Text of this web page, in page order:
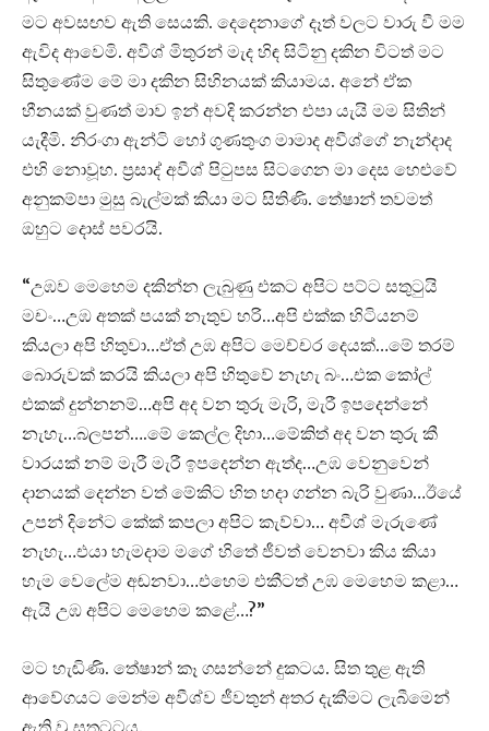
මට අවසඟව ඇති සෙයකි. දෙදෙනාගේ දෑත් වලට වාරු වී මම
ඇවිද ආවෙමි. අවීශ් මිතුරන් මැද හිඳ සිටිනු දකින විටත් මට
සිතුණේම මේ මා දකින සිහිනයක් කියාමය. අනේ ඒක
හීනයක් වුණත් මාව ඉන් අවදි කරන්න එපා යැයි මම සිතින්
යැදීමි. නිරංගා ඇන්ටි හෝ ගුණතුංග මාමාද අවීශ්ගේ නැන්දාද
එහි නොවූහ. ප්‍රසාද් අවීශ් පිටුපස සිටගෙන මා දෙස හෙළුවේ
අනුකම්පා මුසු බැල්මක් කියා මට සිතිණි. තේෂාන් තවමත්
ඔහුට දොස් පවරයි.
“උඹව මෙහෙම දකින්න ලැබුණු එකට අපිට පට්ට සතුටුයි
මචං…උඹ අතක් පයක් නැතුව හරි…අපි එක්ක හිටියනම්
කියලා අපි හිතුවා…ඒත් උඹ අපිට මෙච්චර දෙයක්…මේ තරම්
බොරුවක් කරයි කියලා අපි හිතුවේ නැහැ බං…එක කෝල්
එකක් දුන්නනම්…අපි අද වන තුරු මැරි, මැරී ඉපදෙන්නේ
නැහැ…බලපන්….මේ කෙල්ල දිහා…මේකිත් අද වන තුරු කී
වාරයක් නම් මැරී මැරී ඉපදෙන්න ඇත්ද…උඹ වෙනුවෙන්
දානයක් දෙන්න වත් මේකිට හිත හදා ගන්න බැරි වුණා…ඊයේ
උපන් දිනේට කේක් කපලා අපිට කැව්වා… අවීශ් මැරුණේ
නැහැ…එයා හැමදාම මගේ හිතේ ජීවත් වෙනවා කිය කියා
හැම වෙලේම අඬනවා…එහෙම එකීටත් උඹ මෙහෙම කළා…
ඇයි උඹ අපිට මෙහෙම කළේ…?”
මට හැඬිණි. තේෂාන් කෑ ගසන්නේ දුකටය. සිත තුළ ඇති
ආවේගයට මෙන්ම අවීශ්ව ජීවතුන් අතර දැකීමට ලැබීමෙන්
ඇති වූ සතුටටය.